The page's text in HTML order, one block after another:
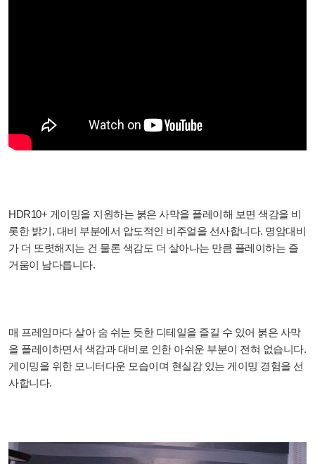
HDR10+ 게이밍을 지원하는 붉은 사막을 플레이해 보면 색감을 비
롯한 밝기, 대비 부분에서 압도적인 비주얼을 선사합니다. 명암대비
가 더 또렷해지는 건 물론 색감도 더 살아나는 만큼 플레이하는 즐
거움이 남다릅니다.
매 프레임마다 살아 숨 쉬는 듯한 디테일을 즐길 수 있어 붉은 사막
을 플레이하면서 색감과 대비로 인한 아쉬운 부분이 전혀 없습니다.
게이밍을 위한 모니터다운 모습이며 현실감 있는 게이밍 경험을 선
사합니다.